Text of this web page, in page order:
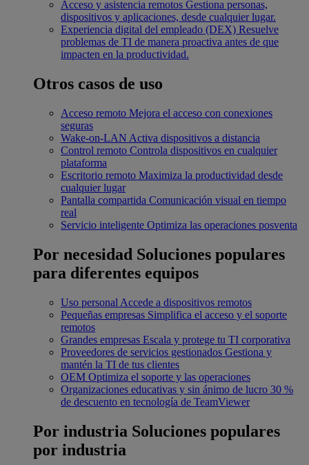
Acceso y asistencia remotos Gestiona personas,
dispositivos y aplicaciones, desde cualquier lugar.
Experiencia digital del empleado (DEX) Resuelve
problemas de TI de manera proactiva antes de que
impacten en la productividad.
Otros casos de uso
Acceso remoto Mejora el acceso con conexiones
seguras
Wake-on-LAN Activa dispositivos a distancia
Control remoto Controla dispositivos en cualquier
plataforma
Escritorio remoto Maximiza la productividad desde
cualquier lugar
Pantalla compartida Comunicación visual en tiempo
real
Servicio inteligente Optimiza las operaciones posventa
Por necesidad Soluciones populares
para diferentes equipos
Uso personal Accede a dispositivos remotos
Pequeñas empresas Simplifica el acceso y el soporte
remotos
Grandes empresas Escala y protege tu TI corporativa
Proveedores de servicios gestionados Gestiona y
mantén la TI de tus clientes
OEM Optimiza el soporte y las operaciones
Organizaciones educativas y sin ánimo de lucro 30 %
de descuento en tecnología de TeamViewer
Por industria Soluciones populares
por industria